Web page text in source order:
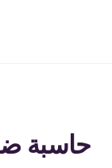
حاسبة ضريبة